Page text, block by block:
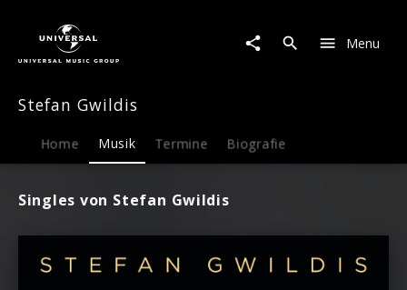
Musik
Menu
Stefan Gwildis
Home Musik Termine Biografie
Singles von Stefan Gwildis